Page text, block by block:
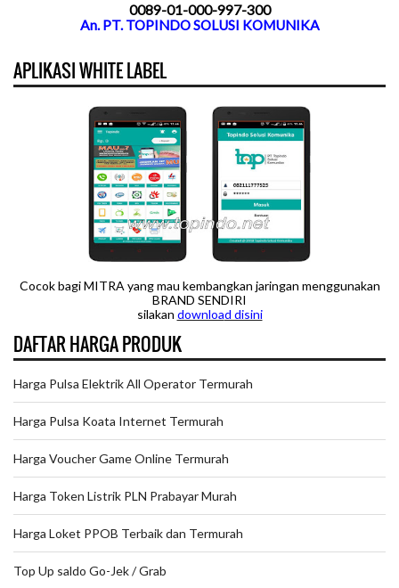
0089-01-000-997-300
An. PT. TOPINDO SOLUSI KOMUNIKA
APLIKASI WHITE LABEL
Cocok bagi MITRA yang mau kembangkan jaringan menggunakan
BRAND SENDIRI
silakan download disini
DAFTAR HARGA PRODUK
Harga Pulsa Elektrik All Operator Termurah
Harga Pulsa Koata Internet Termurah
Harga Voucher Game Online Termurah
Harga Token Listrik PLN Prabayar Murah
Harga Loket PPOB Terbaik dan Termurah
Top Up saldo Go-Jek / Grab